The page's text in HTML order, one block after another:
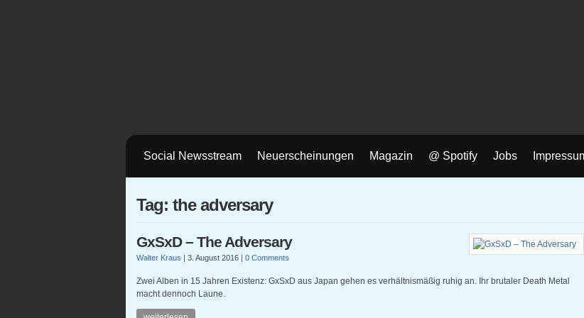
Social Newsstream Neuerscheinungen Magazin @ Spotify Jobs
Tag: the adversary
GxSxD – The Adversary
Walter Kraus | 3. August 2016 | 0 Comments
Zwei Alben in 15 Jahren Existenz: GxSxD aus Japan gehen es verhältnismäßig ruhig an. Ihr brutaler Death Metal
macht dennoch Laune.